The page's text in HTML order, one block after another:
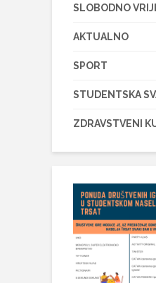
SLOBODNO
AKTUALNO
SPORT
STUDENTSKA
ZDRAVSTVENI